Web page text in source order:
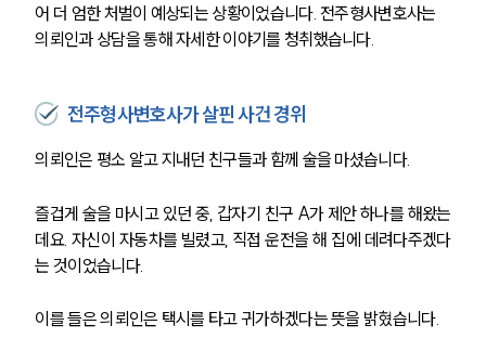
어 더 엄한 처벌이 예상되는 상황이었습니다. 전주형사변호사는
의뢰인과 상담을 통해 자세한 이야기를 청취했습니다.
전주형사변호사가 살핀 사건 경위
의뢰인은 평소 알고 지내던 친구들과 함께 술을 마셨습니다.
즐겁게 술을 마시고 있던 중, 갑자기 친구 A가 제안 하나를 해왔는
데요. 자신이 자동차를 빌렸고, 직접 운전을 해 집에 데려다주겠다
는 것이었습니다.
이를 들은 의뢰인은 택시를 타고 귀가하겠다는 뜻을 밝혔습니다.